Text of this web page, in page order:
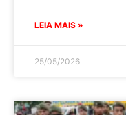
LEIA MAIS »
25/05/2026